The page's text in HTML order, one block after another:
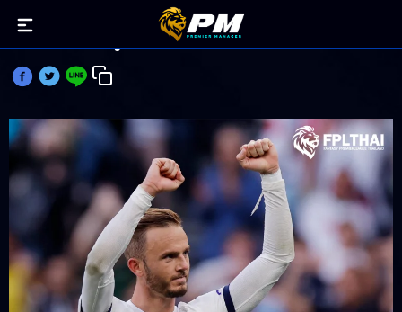
แมดดิสัน คว้าผู้เล่นยอดเยี่ยมเดือนสิงหาคม